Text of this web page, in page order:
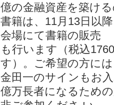
億の金融資産を築け
書籍は、11月13日以
会場にて書籍の販売
も行います（税込
す）。ご希望の方に
金田一のサインもお
億万長者になるため